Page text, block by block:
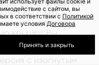
перегонный куб
Чтобы слить
аппарат с
крышку. Вы
с изогнутым
с сайтом, вы
в соответствии с Политикой
условияДоговора
Принять и закрыть